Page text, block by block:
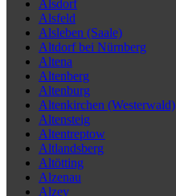
Alsdorf
Alsfeld
Alsleben (Saale)
Altdorf bei Nürnberg
Altena
Altenberg
Altenburg
Altenkirchen (Westerwald)
Altensteig
Altentreptow
Altlandsberg
Altötting
Alzenau
Alzey